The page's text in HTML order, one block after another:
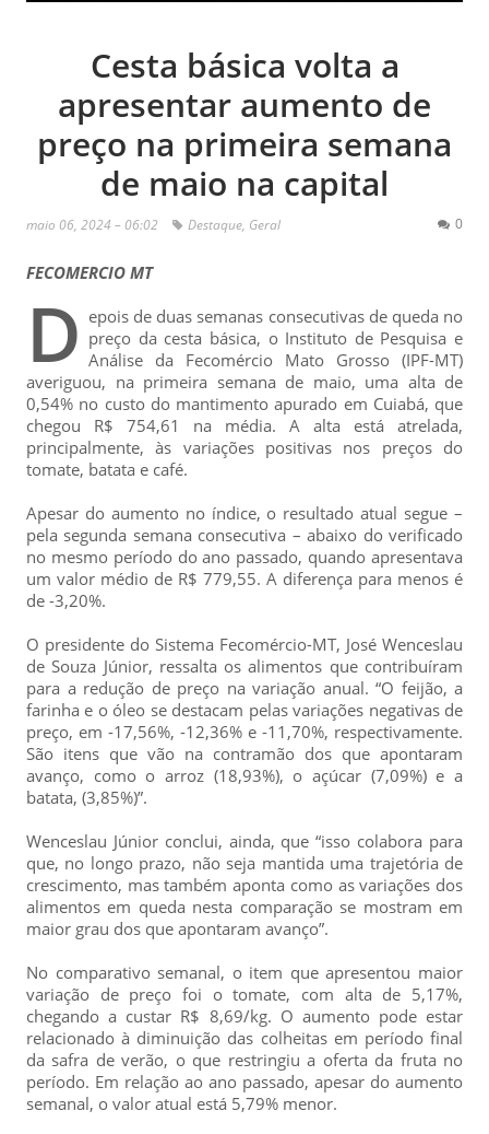
Cesta básica volta a
apresentar aumento de
preço na primeira semana
de maio na capital
maio 06, 2024 – 06:02 Destaque, Geral 0
FECOMERCIO MT
D epois de duas semanas consecutivas de queda no
preço da cesta básica, o Instituto de Pesquisa e
Análise da Fecomércio Mato Grosso (IPF-MT)
averiguou, na primeira semana de maio, uma alta de
0,54% no custo do mantimento apurado em Cuiabá, que
chegou R$ 754,61 na média. A alta está atrelada,
principalmente, às variações positivas nos preços do
tomate, batata e café.
Apesar do aumento no índice, o resultado atual segue –
pela segunda semana consecutiva – abaixo do verificado
no mesmo período do ano passado, quando apresentava
um valor médio de R$ 779,55. A diferença para menos é
de -3,20%.
O presidente do Sistema Fecomércio-MT, José Wenceslau
de Souza Júnior, ressalta os alimentos que contribuíram
para a redução de preço na variação anual. “O feijão, a
farinha e o óleo se destacam pelas variações negativas de
preço, em -17,56%, -12,36% e -11,70%, respectivamente.
São itens que vão na contramão dos que apontaram
avanço, como o arroz (18,93%), o açúcar (7,09%) e a
batata, (3,85%)”.
Wenceslau Júnior conclui, ainda, que “isso colabora para
que, no longo prazo, não seja mantida uma trajetória de
crescimento, mas também aponta como as variações dos
alimentos em queda nesta comparação se mostram em
maior grau dos que apontaram avanço”.
No comparativo semanal, o item que apresentou maior
variação de preço foi o tomate, com alta de 5,17%,
chegando a custar R$ 8,69/kg. O aumento pode estar
relacionado à diminuição das colheitas em período final
da safra de verão, o que restringiu a oferta da fruta no
período. Em relação ao ano passado, apesar do aumento
semanal, o valor atual está 5,79% menor.